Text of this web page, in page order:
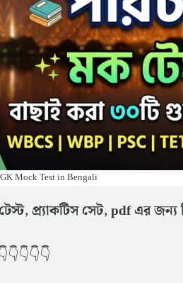
Mock Test in Bengali
প্র্যাকটিস সেট, pdf এর